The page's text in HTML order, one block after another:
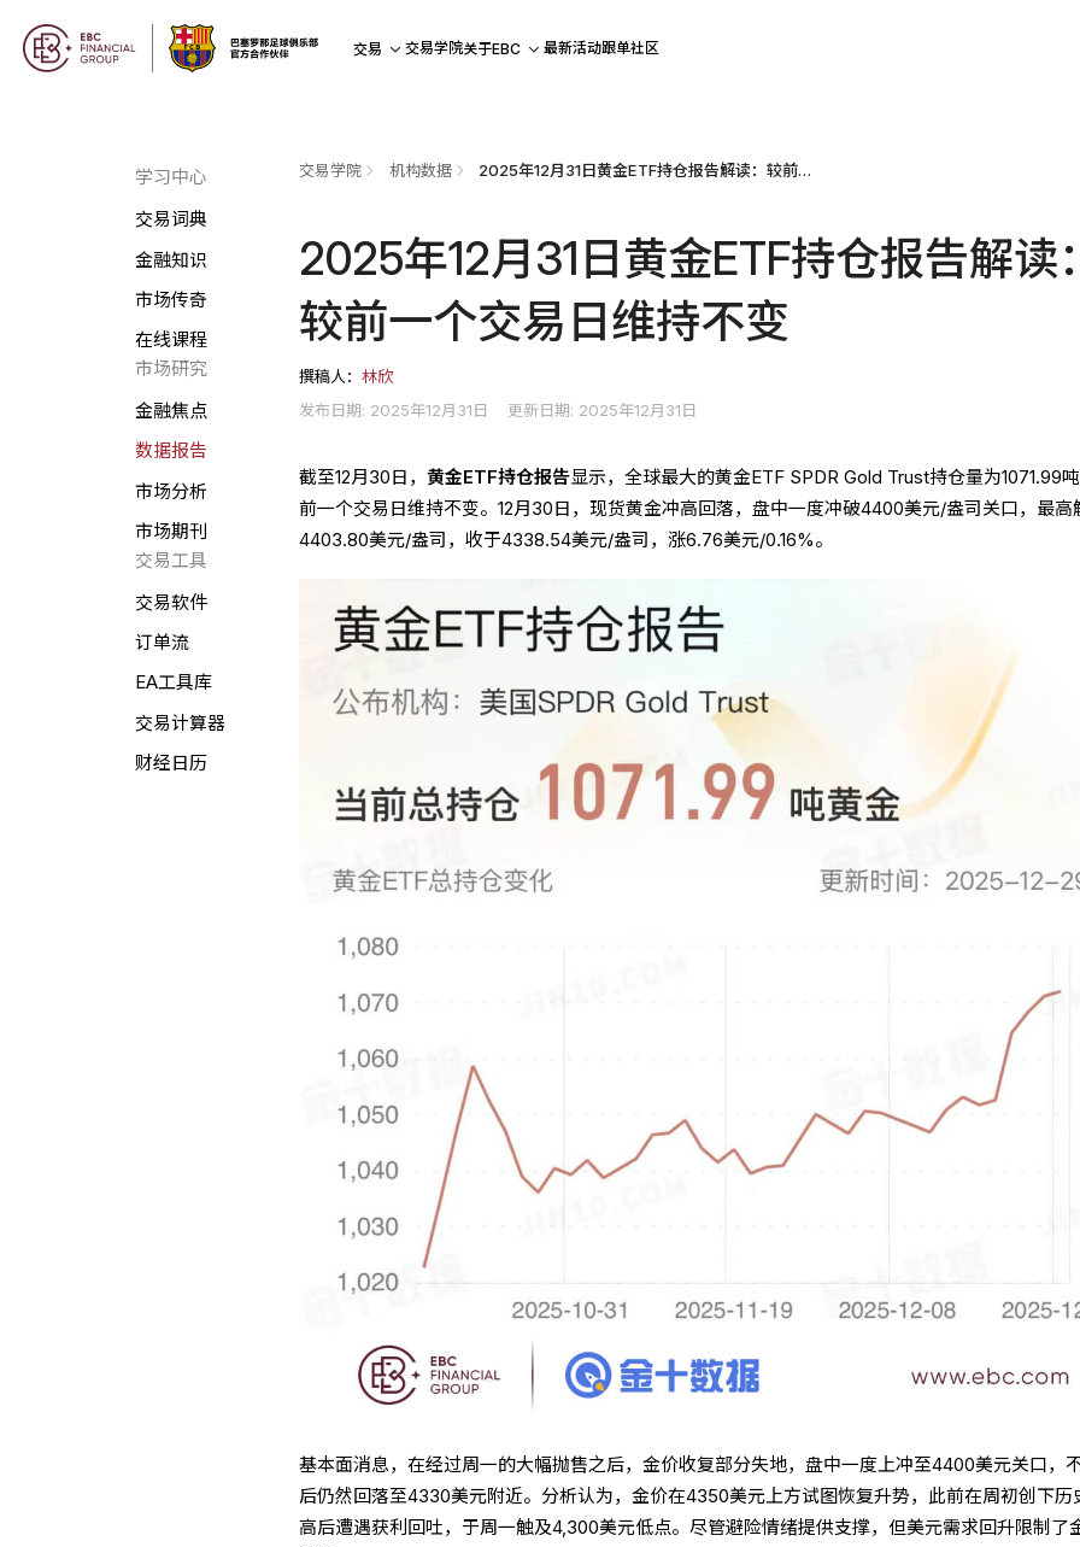
交易 交易学院关于EBC 最新活动跟单社区
学习中心
交易词典
金融知识
市场传奇
在线课程
市场研究
金融焦点
数据报告
市场分析
市场期刊
交易工具
交易软件
订单流
EA工具库
交易计算器
财经日历
交易学院 机构数据 2025年12月31日黄金ETF持仓报告解读：较前一个交易日维持不变
2025年12月31日黄金ETF持仓报告解读：
较前一个交易日维持不变
撰稿人：林欣
发布日期: 2025年12月31日
更新日期: 2025年12月31日
截至12月30日，黄金ETF持仓报告显示，全球最大的黄金ETF SPDR Gold Trust持仓量为1071.99
前一个交易日维持不变。12月30日，现货黄金冲高回落，盘中一度冲破4400美元/盎司关口，最高
4403.80美元/盎司，收于4338.54美元/盎司，涨6.76美元/0.16%。
基本面消息，在经过周一的大幅抛售之后，金价收复部分失地，盘中一度上冲至4400美元关口，
后仍然回落至4330美元附近。分析认为，金价在4350美元上方试图恢复升势，此前在周初创下历
高后遭遇获利回吐，于周一触及4,300美元低点。尽管避险情绪提供支撑，但美元需求回升限制了